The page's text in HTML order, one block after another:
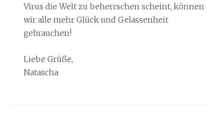
Virus die Welt zu beherrschen scheint, können
wir alle mehr Glück und Gelassenheit
gebrauchen!
Liebe Grüße,
Natascha